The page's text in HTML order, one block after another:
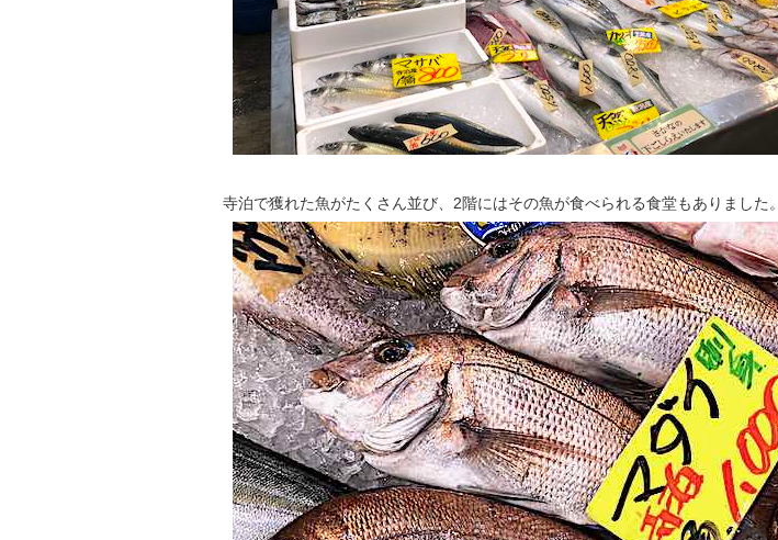
寺泊で獲れた魚がたくさん並び、2階にはその魚が食べられる食堂もありました。